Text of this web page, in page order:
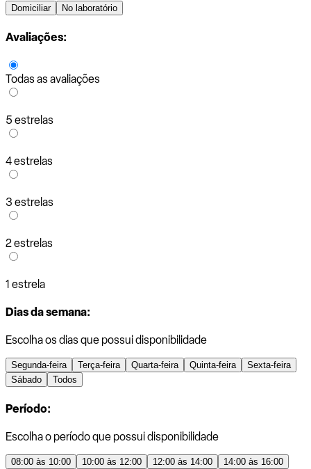
Domiciliar No laboratório
Avaliações:
Todas as avaliações
5 estrelas
4 estrelas
3 estrelas
2 estrelas
1 estrela
Dias da semana:
Escolha os dias que possui disponibilidade
Segunda-feira Terça-feira Quarta-feira Quinta-feira
Sexta-feira
Sábado
Todos
Período:
Escolha o período que possui disponibilidade
08:00 às 10:00 10:00 às 12:00 12:00 às 14:00
14:00 às 16:00